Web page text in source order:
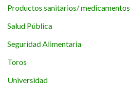
Productos sanitarios/ medicamentos
Salud Pública
Seguridad Alimentaria
Toros
Universidad